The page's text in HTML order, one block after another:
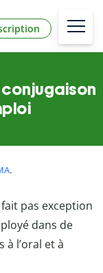
.
pas exception
dans de
l’oral et à